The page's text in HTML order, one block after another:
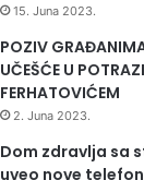
15. Juna 2023.
POZIV
UČEŠĆE U
FERHATOVIĆEM
2. Juna 2023.
Dom zdravlja sa
uveo nove